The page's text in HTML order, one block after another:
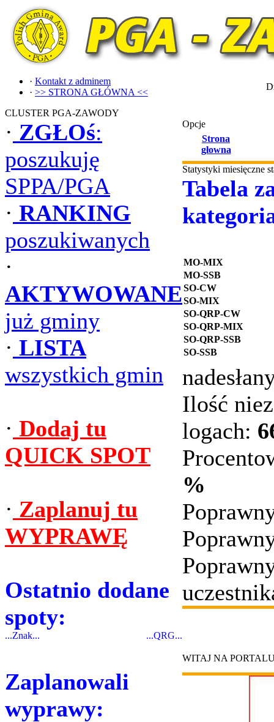
· Kontakt z adminem
· >> STRONA GŁÓWNA <<
CLUSTER PGA-ZAWODY
· ZGŁOś:
poszukuję
SPPA/PGA
· RANKING
poszukiwanych
·
AKTYWOWANE
już gminy
· LISTA
wszystkich gmin
· Dodaj tu
QUICK SPOT
· Zaplanuj tu
WYPRAWĘ
Ostatnio dodane
spoty:
...Znak... ...QRG...
Zaplanowali
wyprawy:
Opcje
Strona
głowna
Statystyki miesięczne
Tabela
MO-MIX
MO-SSB
SO-CW
SO-MIX
SO-QRP-CW
SO-QRP-MIX
SO-QRP-SSB
SO-SSB
Ilość
logach:
%
WITAJ NA